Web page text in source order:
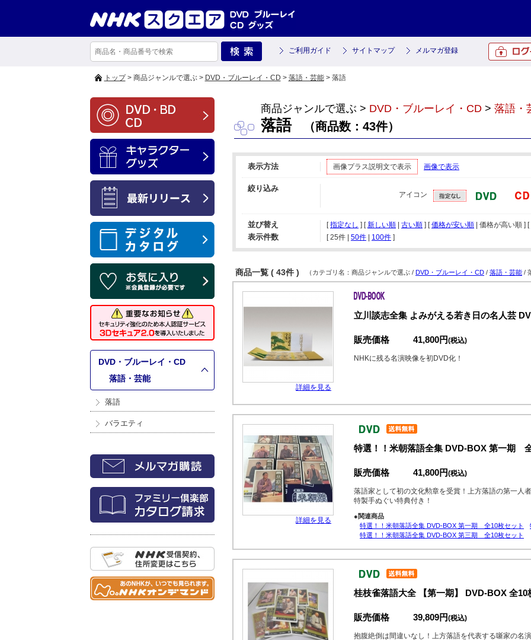
ご利用ガイド サイトマップ メルマガ登録
トップ> 商品ジャンルで選ぶ > DVD・ブルーレイ・CD > 落語・芸能> 落語
DVD・ブルーレイ・CD
落語・芸能
落語
バラエティ
商品ジャンルで選ぶ > DVD・ブルーレイ・CD > 落語・
落語（商品数：43件）
表示方法 画像プラス説明文で表示 画像で表示
絞り込み
アイコン
並び替え [指定なし ] [新しい順 古い順 ] [価格が安い順 | 価格が高い順 ] [
表示件数 [ 25件 50件 100件 ]
商品一覧 ( 43件 ) （カテゴリ名：商品ジャンルで選ぶ / DVD・ブルーレイ・CD / 落語・芸能 /
詳細を見る
立川談志全集 よみがえる若き日の名人芸
販売価格 41,800円(税込)
NHKに残る名演映像を初DVD化！
詳細を見る
特選！！米朝落語全集 DVD-BOX 第一期
販売価格 41,800円(税込)
落語家として初の文化勲章を受賞！上方落語の第一人
特製手ぬぐい特典付き！
●関連商品
特選！！米朝落語全集 DVD-BOX 第一期 全10枚セット
特選！！米朝落語全集 DVD-BOX 第三期 全10枚セット
桂枝雀落語大全 【第一期】 DVD-BOX 全10
販売価格 39,809円(税込)
抱腹絶倒は間違いなし！上方落語を代表する噺家の名